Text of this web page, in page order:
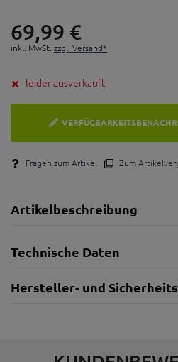
69,99 €
inkl. MwSt. zzgl. Versand*
leider ausverkauft
Fragen zum Artikel Zum
Artikelbeschreibung
Technische Daten
Hersteller- und